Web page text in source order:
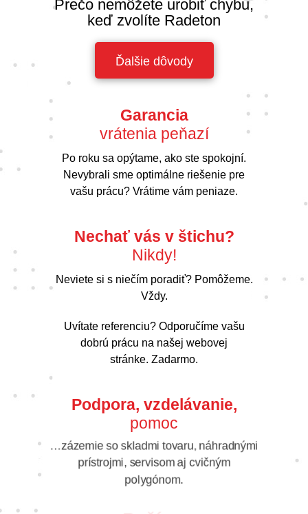
Prečo nemôžete urobiť chybu,
keď zvolíte Radeton
Ďalšie dôvody
Garancia
vrátenia peňazí
Po roku sa opýtame, ako ste spokojní.
Nevybrali sme optimálne riešenie pre
vašu prácu? Vrátime vám peniaze.
Nechať vás v štichu?
Nikdy!
Neviete si s niečím poradiť? Pomôžeme.
Vždy.
Uvítate referenciu? Odporučíme vašu
dobrú prácu na našej webovej
stránke. Zadarmo.
Podpora, vzdelávanie,
pomoc
…zázemie so skladmi tovaru, náhradnými
prístrojmi, servisom aj cvičným
polygónom.